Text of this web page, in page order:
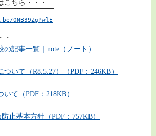
ちら・・・
0NB39ZgPwlE
・
記事一覧｜note（ノート）
いて（R8.5.27）（PDF：246KB）
いて （PDF：218KB）
止基本方針（PDF：757KB）